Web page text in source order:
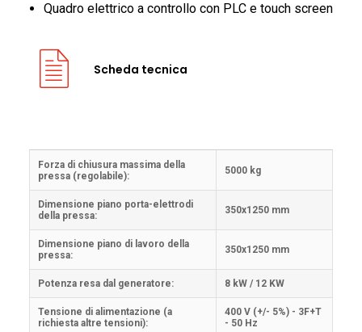
Quadro elettrico a controllo con PLC e touch screen
Scheda tecnica
Forza di chiusura massima della
pressa (regolabile):
5000 kg
Dimensione piano porta-elettrodi
della pressa:
350x1250 mm
Dimensione piano di lavoro della
pressa:
350x1250 mm
Potenza resa dal generatore: 8 kW / 12 KW
Tensione di alimentazione (a
richiesta altre tensioni):
400 V (+/- 5%) - 3F+T
- 50 Hz